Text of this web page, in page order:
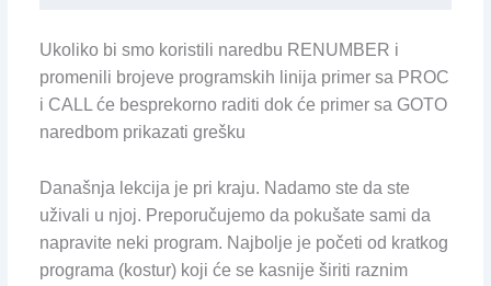
Ukoliko bi smo koristili naredbu RENUMBER i
promenili brojeve programskih linija primer sa PROC
i CALL će besprekorno raditi dok će primer sa GOTO
naredbom prikazati grešku
Današnja lekcija je pri kraju. Nadamo ste da ste
uživali u njoj. Preporučujemo da pokušate sami da
napravite neki program. Najbolje je početi od kratkog
programa (kostur) koji će se kasnije širiti raznim